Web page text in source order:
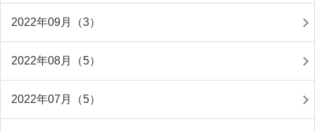
2022年09月（3）
2022年08月（5）
2022年07月（5）